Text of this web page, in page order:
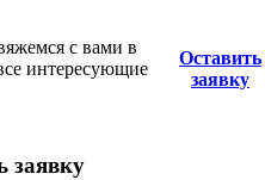
с вами в
интересующие
Оставить
заявку
заявку